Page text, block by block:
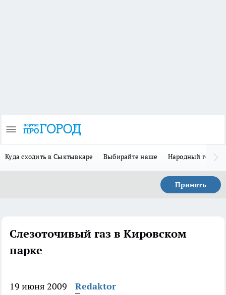
Куда сходить в Сыктывкаре Выбирайте наше Народный герой-
Принять
Слезоточивый газ в Кировском
парке
19 июня 2009 Redaktor